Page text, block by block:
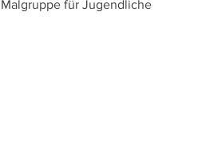
Malgruppe für Jugendliche